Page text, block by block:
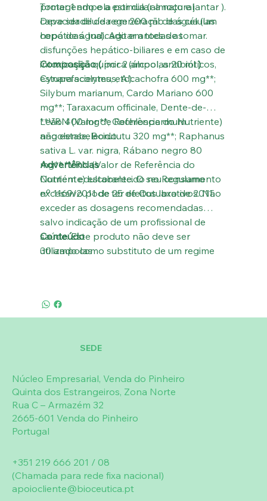
protegendo e a estimular a natural
capacidade de regeneração das células
hepáticas. Indicado em todas as
disfunções hepático-biliares e em caso de
intoxicação química (álcool, antibióticos,
estupefacientes, etc).
Tomar 1 ampola por dia (almoço e jantar ).
Deve ser diluída em 200 ml de água (um
copo de água). Agitar antes de tomar.
Composição (por 2 ampolas 20 ml)
Cynara scolymus, Alcachofra 600 mg**;
Silybum marianum, Cardo Mariano 600
mg**; Taraxacum officinale, Dente-de-
Leão 400 mg**; Cochlospermum
angolense, Borututu 320 mg**; Raphanus
sativa L. var. nigra, Rábano negro 80
mg**.*VRN (Valor de Referência do
Nutriente) estabelecido no Regulamento
nº 1169/2011 de 25 de Outubro de 2011.
**VRN (Valor de Referência do Nutriente)
não estabelecido.
Advertências
Contém edulcorante. O seu consumo
excessivo pode ter efeitos laxativos. Não
exceder as dosagens recomendadas
salvo indicação de um profissional de
saúde. Este produto não deve ser
utilizado como substituto de um regime
estudos que confirmem a segurança de
ser utilizado nestas situações, salvo
ser utilizado no caso de ipersensibilidade,
alergia e quando estejam descritas
interações de outro produto com
qualquer um dos constituintes da
formulação.
Conteúdo
30 ampolas
+351 219 666 201 / 08
(Chamada para rede fixa nacional)
apoiocliente@bioceutica.pt
Núcleo Empresarial, Venda do Pinheiro
Quinta dos Estrangeiros, Zona Norte
Rua C – Armazém 32
2665-601 Venda do Pinheiro
Portugal
SEDE